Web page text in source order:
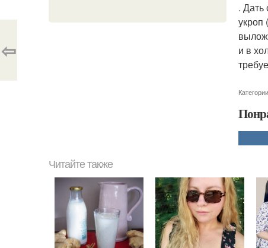
. Дать
укроп
и в
⇦
Читайте также